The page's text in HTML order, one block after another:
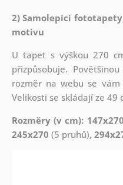
2) Samolepící
motivu
U tapet s výškou 270
přizpůsobuje.
rozměr na webu se
Velikosti se skládají ze 49
Rozměry (v cm): 147x270
245x270 (5 pruhů),